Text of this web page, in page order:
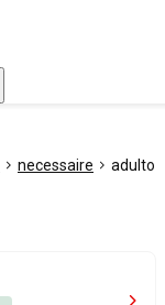
necessaire adulto